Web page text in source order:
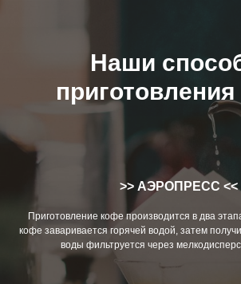
Наши
>> АЭРОПРЕСС <<
Приготовление кофе производится в два
кофе заваривается горячей водой, затем
воды фильтруется через